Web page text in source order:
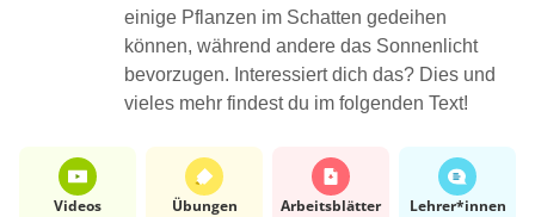
einige Pflanzen im Schatten gedeihen
können, während andere das Sonnenlicht
bevorzugen. Interessiert dich das? Dies und
vieles mehr findest du im folgenden Text!
Videos Übungen Arbeits­blätter Lehrer*​innen